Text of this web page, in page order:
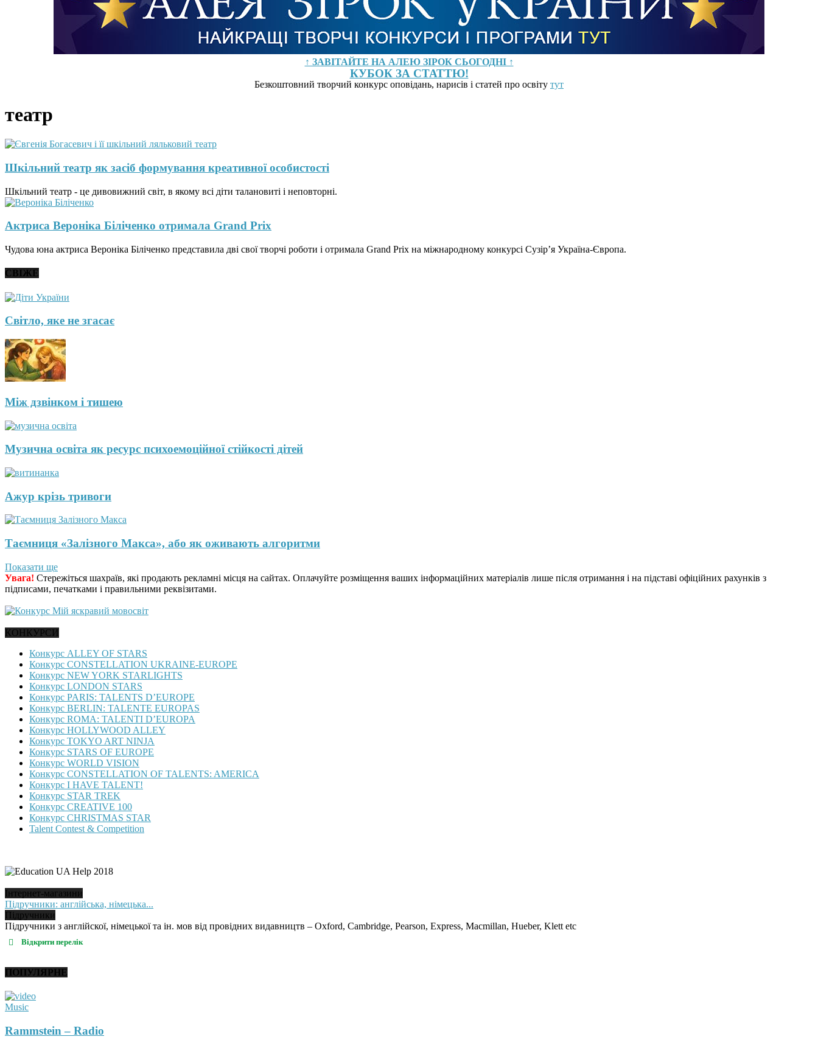
↑ ЗАВІТАЙТЕ НА АЛЕЮ ЗІРОК СЬОГОДНІ ↑
КУБОК ЗА СТАТТЮ!
Безкоштовний творчий конкурс оповідань, нарисів і статей про освіту тут
театр
Шкільний театр як засіб формування креативної особистості
Шкільний театр - це дивовижний світ, в якому всі діти талановиті і неповторні.
Актриса Вероніка Біліченко отримала Grand Prix
Чудова юна актриса Вероніка Біліченко представила дві свої творчі роботи і отримала Grand Prix на міжнародному конкурсі Сузір’я Україна-Європа.
СВІЖЕ
Світло, яке не згасає
Між дзвінком і тишею
Музична освіта як ресурс психоемоційної стійкості дітей
Ажур крізь тривоги
Таємниця «Залізного Макса», або як оживають алгоритми
Показати ще
Увага! Стережіться шахраїв, які продають рекламні місця на сайтах. Оплачуйте розміщення ваших інформаційних матеріалів лише після отримання і на підставі офіційних рахунків з
підписами, печатками і правильними реквізитами.
КОНКУРСИ
Конкурс ALLEY OF STARS
Конкурс CONSTELLATION UKRAINE-EUROPE
Конкурс NEW YORK STARLIGHTS
Конкурс LONDON STARS
Конкурс PARIS: TALENTS D’EUROPE
Конкурс BERLIN: TALENTE EUROPAS
Конкурс ROMA: TALENTI D’EUROPA
Конкурс HOLLYWOOD ALLEY
Конкурс TOKYO ART NINJA
Конкурс STARS OF EUROPE
Конкурс WORLD VISION
Конкурс CONSTELLATION OF TALENTS: AMERICA
Конкурс I HAVE TALENT!
Конкурс STAR TREK
Конкурс CREATIVE 100
Конкурс CHRISTMAS STAR
Talent Contest & Competition
Інтернет-магазини
Підручники: англійська, німецька...
Підручники
Підручники з англійскої, німецької та ін. мов від провідних видавництв – Oxford, Cambridge, Pearson, Express, Macmillan, Hueber, Klett etc
Відкрити перелік
ПОПУЛЯРНЕ
Music
Rammstein – Radio